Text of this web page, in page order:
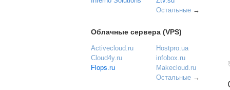
Остальные →
Облачные сервера (VPS)
Activecloud.ru
Cloud4y.ru
Flops.ru
Hostpro.ua
infobox.ru
Makecloud.ru
Остальные →